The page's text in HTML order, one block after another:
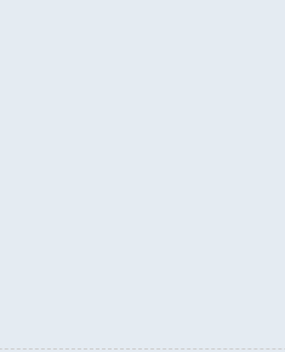
도 했다. 또 "현 시점에서 흘러간
화의 동력을 확보하기 위해 최선
의대로 하는 게 과연 한반도의 평
준 처음으로 1000억달러를 넘어
증했고 컴퓨터·주변기기(SSD)는
늘었으며 비IT 품목도 ▲석
지식재산권사용료수지는 전월
. 본원소득수지는 배당소득을 중